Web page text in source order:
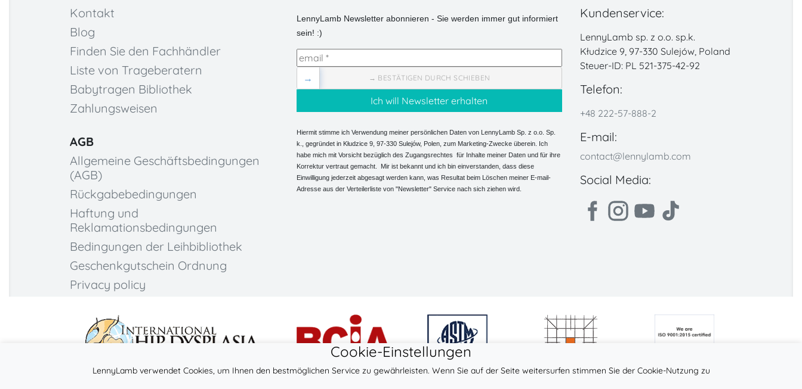
Kontakt
Blog
Finden Sie den Fachhändler
Liste von Trageberatern
Babytragen Bibliothek
Zahlungsweisen
AGB
Allgemeine Geschäftsbedingungen
(AGB)
Rückgabebedingungen
Haftung und
Reklamationsbedingungen
Bedingungen der Leihbibliothek
Geschenkgutschein Ordnung
Privacy policy
LennyLamb Newsletter abonnieren - Sie werden immer gut informiert
sein! :)
→ BESTÄTIGEN DURCH SCHIEBEN
→
Hiermit stimme ich Verwendung meiner persönlichen Daten von LennyLamb Sp. z o.o. Sp.
k., gegründet in Kłudzice 9, 97-330 Sulejów, Polen, zum Marketing-Zwecke überein. Ich
habe mich mit Vorsicht bezüglich des Zugangsrechtes für Inhalte meiner Daten und für ihre
Korrektur vertraut gemacht. Mir ist bekannt und ich bin einverstanden, dass diese
Einwilligung jederzeit abgesagt werden kann, was Resultat beim Löschen meiner E-mail-
Adresse aus der Verteilerliste von "Newsletter" Service nach sich ziehen wird.
Kundenservice:
LennyLamb sp. z o.o. sp.k.
Kłudzice 9, 97-330 Sulejów, Poland
Steuer-ID: PL 521-375-42-92
Telefon:
+48 222-57-888-2
E-mail:
contact@lennylamb.com
Social Media:
Cookie-Einstellungen
LennyLamb verwendet Cookies, um Ihnen den bestmöglichen Service zu gewährleisten. Wenn Sie auf der Seite weitersurfen stimmen Sie der Cookie-Nutzung zu